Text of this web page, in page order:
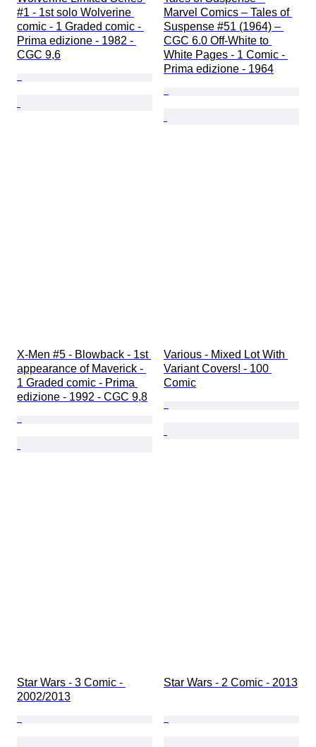
#1 - 1st solo Wolverine
comic - 1 Graded comic -
Prima edizione - 1982 -
CGC 9,6
Marvel Comics – Tales of
Suspense #51 (1964) –
CGC 6.0 Off-White to
White Pages - 1 Comic -
Prima edizione - 1964
X-Men #5 - Blowback - 1st
appearance of Maverick -
1 Graded comic - Prima
edizione - 1992 - CGC 9,8
Various - Mixed Lot With
Variant Covers! - 100
Comic
Star Wars - 3 Comic -
2002/2013
Star Wars - 2 Comic - 2013